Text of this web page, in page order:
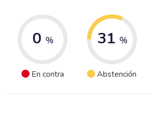
0 %
En contra
31 %
Abstención